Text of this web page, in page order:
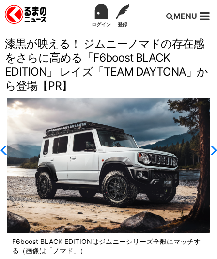
ログイン 登録
MENU
漆黒が映える！ ジムニーノマドの存在感
をさらに高める「F6boost BLACK
EDITION」 レイズ「TEAM DAYTONA」か
ら登場【PR】
F6boost BLACK EDITIONはジムニーシリーズ全般にマッチす
る（画像は「ノマド」）